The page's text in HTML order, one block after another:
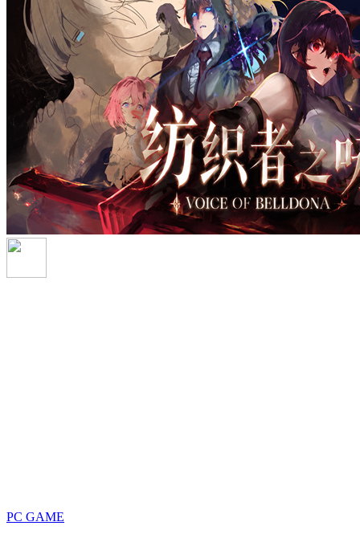
PC GAME